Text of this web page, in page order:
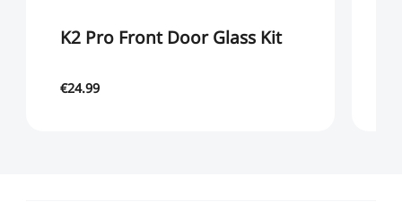
K2 Pro Front Door Glass Kit
€24.99